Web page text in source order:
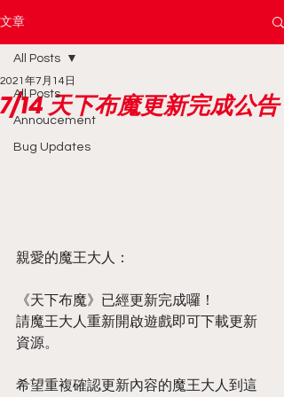
文章
All Posts
Annoucement
Bug Updates
All Posts
7/14 天下布魔更新完成公告
2021年7月14日
親愛的魔王大人：
《天下布魔》已經更新完成囉！
請魔王大人重新開啟遊戲即可下載更新
資源。
希望重複確認更新內容的魔王大人到這